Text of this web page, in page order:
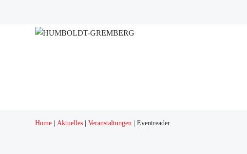
Home Aktuelles Veranstaltungen Eventreader